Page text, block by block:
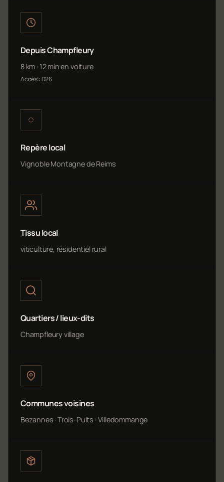
Depuis Champfleury
8 km · 12 min en voiture
Accès : D26
Repère local
Vignoble Montagne de Reims
Tissu local
viticulture, résidentiel rural
Quartiers / lieux-dits
Champfleury village
Communes voisines
Bezannes · Trois-Puits · Villedommange